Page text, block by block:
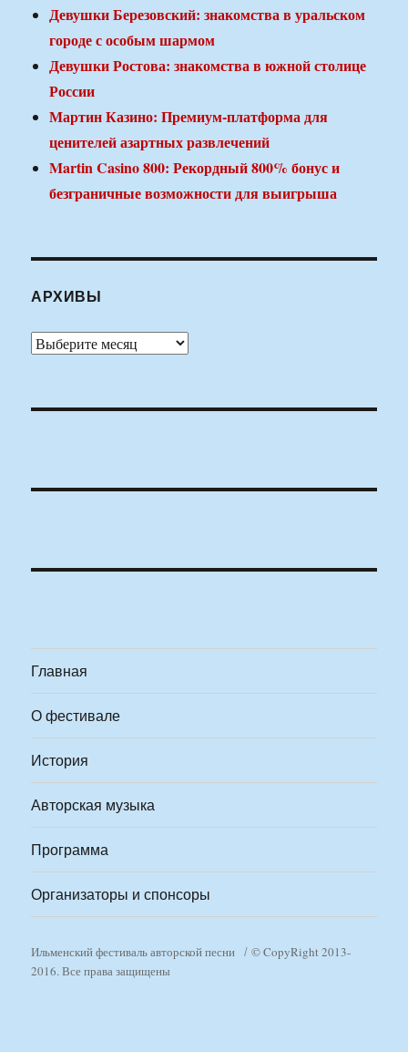
Девушки Березовский: знакомства в уральском
городе с особым шармом
Девушки Ростова: знакомства в южной столице
России
Мартин Казино: Премиум-платформа для
ценителей азартных развлечений
Martin Casino 800: Рекордный 800% бонус и
безграничные возможности для выигрыша
АРХИВЫ
Архивы
Главная
О фестивале
История
Авторская музыка
Программа
Организаторы и спонсоры
Ильменский фестиваль авторской песни
© CopyRight 2013-
2016. Все права защищены